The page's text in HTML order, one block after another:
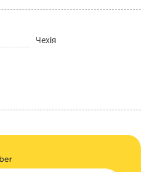
майбутню площину стелі
для споживачів, передбачена
Чехія